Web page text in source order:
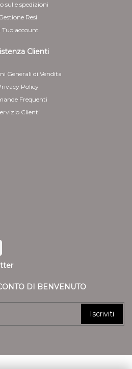
sulle spedizioni
Resi
Tuo account
Clienti
Generali di Vendita
Policy
Frequenti
Clienti
DI BENVENUTO
Iscriviti